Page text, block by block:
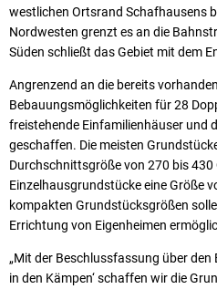
westlichen Ortsrand Schafhausens
Nordwesten grenzt es an die
Süden schließt das Gebiet mit dem
Angrenzend an die bereits
Bebauungsmöglichkeiten für 28
freistehende Einfamilienhäuser und
geschaffen. Die meisten
Durchschnittsgröße von 270 bis
Einzelhausgrundstücke eine Größe
kompakten Grundstücksgrößen
Errichtung von Eigenheimen
„Mit der Beschlussfassung über den
in den Kämpen‘ schaffen wir die